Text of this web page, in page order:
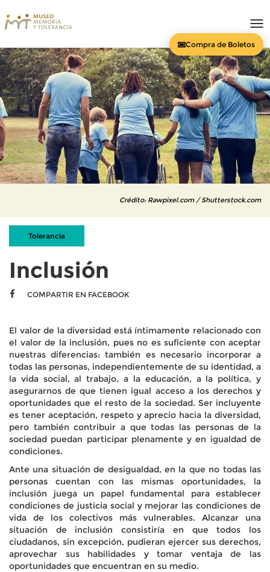
Crédito: Rawpixel.com / Shutterstock.com
Tolerancia
Inclusión
COMPARTIR EN FACEBOOK
El valor de la diversidad está íntimamente relacionado con
el valor de la inclusión, pues no es suficiente con aceptar
nuestras diferencias: también es necesario incorporar a
todas las personas, independientemente de su identidad, a
la vida social, al trabajo, a la educación, a la política, y
asegurarnos de que tienen igual acceso a los derechos y
oportunidades que el resto de la sociedad. Ser incluyente
es tener aceptación, respeto y aprecio hacia la diversidad,
pero también contribuir a que todas las personas de la
sociedad puedan participar plenamente y en igualdad de
condiciones.
Ante una situación de desigualdad, en la que no todas las
personas cuentan con las mismas oportunidades, la
inclusión juega un papel fundamental para establecer
condiciones de justicia social y mejorar las condiciones de
vida de los colectivos más vulnerables. Alcanzar una
situación de inclusión consistiría en que todos los
ciudadanos, sin excepción, pudieran ejercer sus derechos,
aprovechar sus habilidades y tomar ventaja de las
oportunidades que encuentran en su medio.
Compra de Boletos